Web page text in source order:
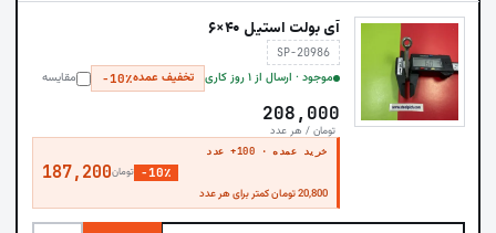
آی بولت استیل ۴۰×۶
SP-20986
موجود · ارسال از ۱ روز کاری تخفیف عمده−10٪ مقایسه
208,000
تومان / هر عدد
خرید عمده · 100+ عدد
187,200تومان −10٪
20,800 تومان کمتر برای هر عدد